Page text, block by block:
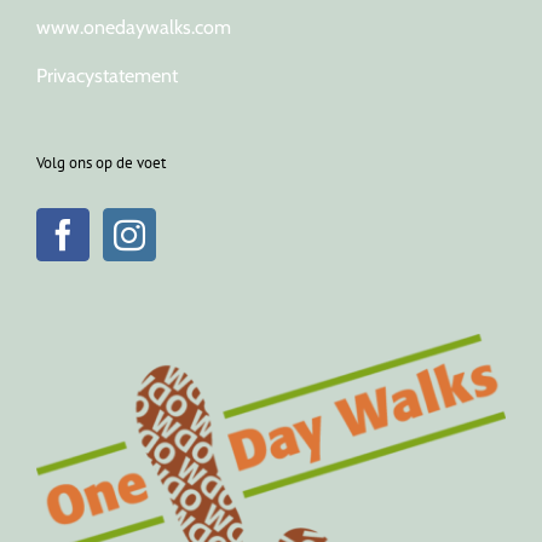
www.onedaywalks.com
Privacystatement
Volg ons op de voet